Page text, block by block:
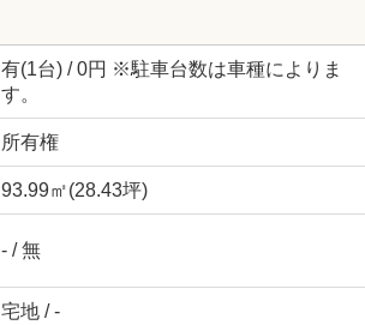
有(1台) / 0円 ※駐車台数は車種によりま
す。
所有権
93.99㎡(28.43坪)
- / 無
宅地 / -